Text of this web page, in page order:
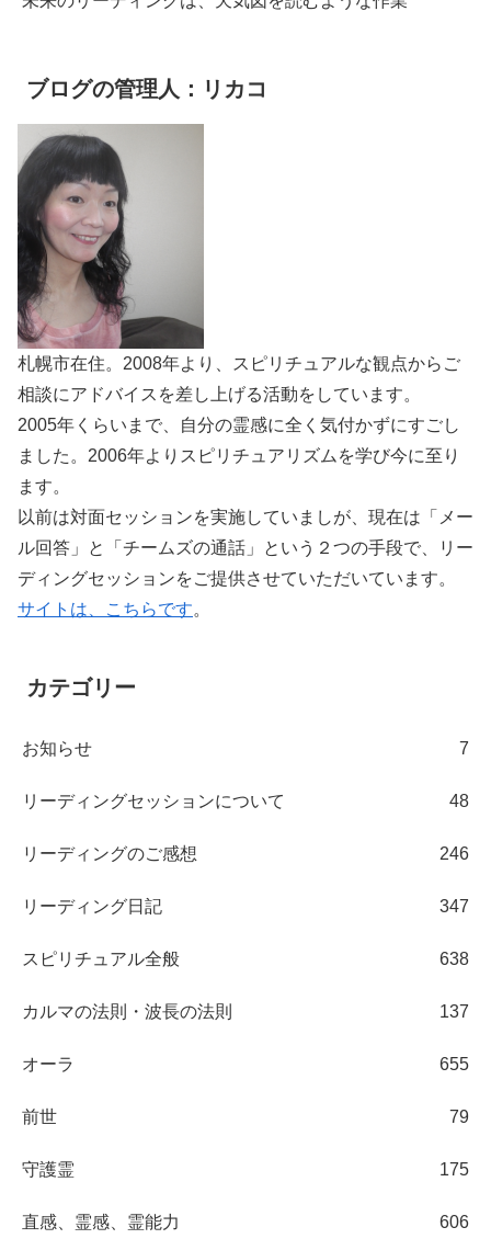
ブログの管理人：リカコ
札幌市在住。2008年より、スピリチュアルな観点からご
相談にアドバイスを差し上げる活動をしています。
2005年くらいまで、自分の霊感に全く気付かずにすごし
ました。2006年よりスピリチュアリズムを学び今に至り
ます。
以前は対面セッションを実施していましが、現在は「メー
ル回答」と「チームズの通話」という２つの手段で、リー
ディングセッションをご提供させていただいています。
サイトは、こちらです。
カテゴリー
お知らせ 7
リーディングセッションについて 48
リーディングのご感想 246
リーディング日記 347
スピリチュアル全般 638
カルマの法則・波長の法則 137
オーラ 655
前世 79
守護霊 175
直感、霊感、霊能力 606